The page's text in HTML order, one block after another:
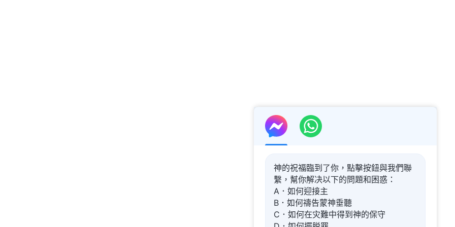
神的祝福臨到了你，點擊按鈕與我們聯
繫，幫你解决以下的問題和困惑：
A．如何迎接主
B．如何禱告蒙神垂聽
C．如何在灾難中得到神的保守